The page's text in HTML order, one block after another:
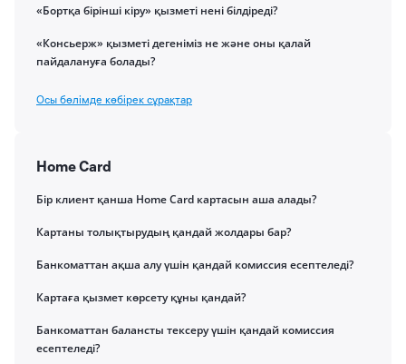
«Бортқа бірінші кіру» қызметі нені білдіреді?
«Консьерж» қызметі дегеніміз не және оны қалай
пайдалануға болады?
Осы бөлімде көбірек сұрақтар
Home Card
Бір клиент қанша Home Card картасын аша алады?
Картаны толықтырудың қандай жолдары бар?
Банкоматтан ақша алу үшін қандай комиссия есептеледі?
Картаға қызмет көрсету құны қандай?
Банкоматтан балансты тексеру үшін қандай комиссия
есептеледі?